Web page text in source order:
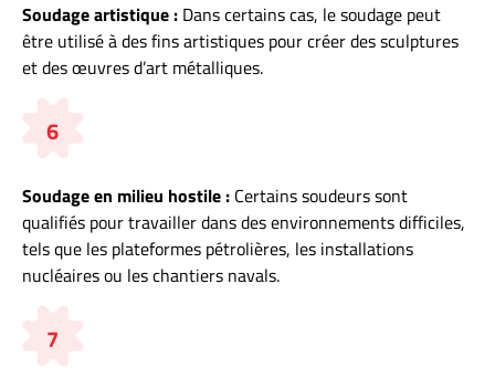
Soudage artistique : Dans certains cas, le soudage peut
être utilisé à des fins artistiques pour créer des sculptures
et des œuvres d’art métalliques.
6
Soudage en milieu hostile : Certains soudeurs sont
qualifiés pour travailler dans des environnements difficiles,
tels que les plateformes pétrolières, les installations
nucléaires ou les chantiers navals.
7